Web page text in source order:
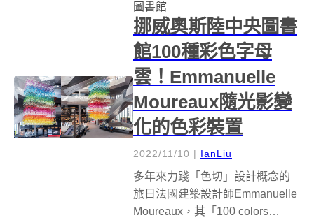
所」與日本2020東京奧運主場館
設...
圖書館
挪威奧斯陸中央圖書
館100種彩色字母
雲！Emmanuelle
Moureaux隨光影變
化的色彩裝置
2022/11/10 | IanLiu
多年來力踐「色切」設計概念的
旅日法國建築設計師Emmanuelle
Moureaux，其「100 colors